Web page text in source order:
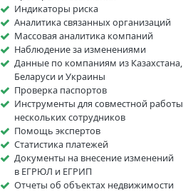
Индикаторы риска
Аналитика связанных организаций
Массовая аналитика компаний
Наблюдение за изменениями
Данные по компаниям из Казахстана,
Беларуси и Украины
Проверка паспортов
Инструменты для совместной работы
нескольких сотрудников
Помощь экспертов
Статистика платежей
Документы на внесение изменений
в ЕГРЮЛ и ЕГРИП
Отчеты об объектах недвижимости